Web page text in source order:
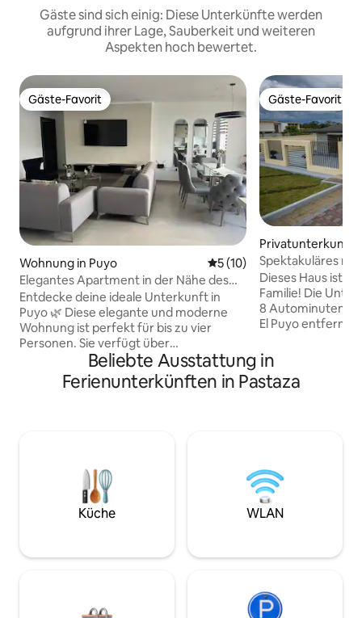
Gäste sind sich einig: Diese Unterkünfte werden
aufgrund ihrer Lage, Sauberkeit und weiteren
Aspekten hoch bewertet.
Gäste-Favorit
Gäste-Favorit
Wohnung in Puyo Durchschnittliche
5 (10)
Elegantes Apartment in der Nähe des
Zentrums von Puyo
Entdecke deine ideale Unterkunft in
Puyo 🌿 Diese elegante und moderne
Wohnung ist perfekt für bis zu vier
Personen. Sie verfügt über
2 Schlafzimmer, 2 voll ausgestattete
Badezimmer sowie einen geräumigen
Wohn-, Küchen- und Essbereich, die so
Parkplätze, eine Terrasse, eine
Grundausstattung, WLAN und einen
Fernseher 📺. Sie hat eine
ausgezeichnete Lage in der Nähe des
Gäste-Favorit
Gäste-Favorit
Privatunterkunft
Spektakuläres
Puyo!
Dieses Haus ist
Familie! Die
8 Autominuten
El Puyo entfernt,
Naturlehrpfad
Puyo, sodass du
neue Energie
Freien mit einem
Parkplatz für fünf Autos.
Alarmanlage,
Beliebte Ausstattung in
Ferienunterkünften in Pastaza
Küche WLAN